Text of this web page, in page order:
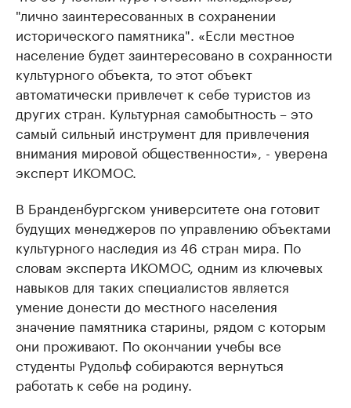
"лично заинтересованных в сохранении
исторического памятника". «Если местное
население будет заинтересовано в сохранности
культурного объекта, то этот объект
автоматически привлечет к себе туристов из
других стран. Культурная самобытность – это
самый сильный инструмент для привлечения
внимания мировой общественности», - уверена
эксперт ИКОМОС.
В Бранденбургском университете она готовит
будущих менеджеров по управлению объектами
культурного наследия из 46 стран мира. По
словам эксперта ИКОМОС, одним из ключевых
навыков для таких специалистов является
умение донести до местного населения
значение памятника старины, рядом с которым
они проживают. По окончании учебы все
студенты Рудольф собираются вернуться
работать к себе на родину.